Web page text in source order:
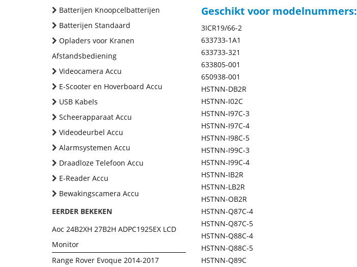
Batterijen Knoopcelbatterijen
Batterijen Standaard
Opladers voor Kranen
Afstandsbediening
Videocamera Accu
E-Scooter en Hoverboard Accu
USB Kabels
Scheerapparaat Accu
Videodeurbel Accu
Alarmsystemen Accu
Draadloze Telefoon Accu
E-Reader Accu
Bewakingscamera Accu
EERDER BEKEKEN
Aoc 24B2XH 27B2H ADPC1925EX LCD
Monitor
Range Rover Evoque 2014-2017
Geschikt voor modelnummers:
3ICR19/66-2
633733-1A1
633733-321
633805-001
650938-001
HSTNN-DB2R
HSTNN-I02C
HSTNN-I97C-3
HSTNN-I97C-4
HSTNN-I98C-5
HSTNN-I99C-3
HSTNN-I99C-4
HSTNN-IB2R
HSTNN-LB2R
HSTNN-OB2R
HSTNN-Q87C-4
HSTNN-Q87C-5
HSTNN-Q88C-4
HSTNN-Q88C-5
HSTNN-Q89C